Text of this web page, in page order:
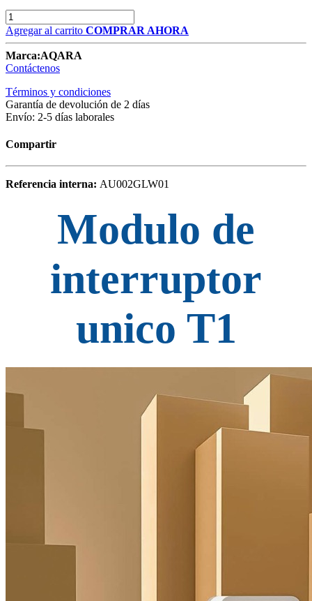
Agregar al carrito COMPRAR AHORA
Marca:AQARA
Contáctenos
Términos y condiciones
Garantía de devolución de 2 días
Envío: 2-5 días laborales
Compartir
Referencia interna: AU002GLW01
Modulo de
interruptor
unico T1